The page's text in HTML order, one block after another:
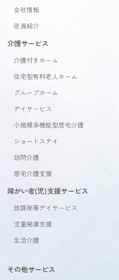
会社情報
役員紹介
介護サービス
介護付きホーム
住宅型有料老人ホーム
グループホーム
デイサービス
小規模多機能型居宅介護
ショートステイ
訪問介護
居宅介護支援
障がい者(児)支援サービス
放課後等デイサービス
児童発達支援
生活介護
その他サービス